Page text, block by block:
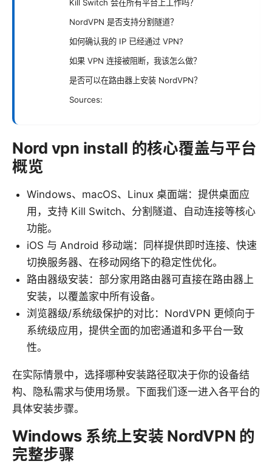
Kill Switch 会在所有平台上工作吗？
NordVPN 是否支持分割隧道？
如何确认我的 IP 已经通过 VPN?
如果 VPN 连接被阻断，我该怎么做？
是否可以在路由器上安装 NordVPN？
Sources:
Nord vpn install 的核心覆盖与平台
概览
Windows、macOS、Linux 桌面端：提供桌面应
用，支持 Kill Switch、分割隧道、自动连接等核心
功能。
iOS 与 Android 移动端：同样提供即时连接、快速
切换服务器、在移动网络下的稳定性优化。
路由器级安装：部分家用路由器可直接在路由器上
安装，以覆盖家中所有设备。
浏览器级/系统级保护的对比：NordVPN 更倾向于
系统级应用，提供全面的加密通道和多平台一致
性。
在实际情景中，选择哪种安装路径取决于你的设备结
构、隐私需求与使用场景。下面我们逐一进入各平台的
具体安装步骤。
Windows 系统上安装 NordVPN 的
完整步骤